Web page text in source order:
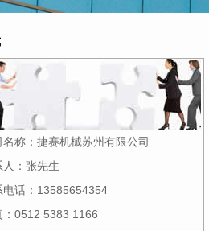
称： 捷赛机械苏州有限公司
： 张先生
话： 13585654354
0512 5383 1166